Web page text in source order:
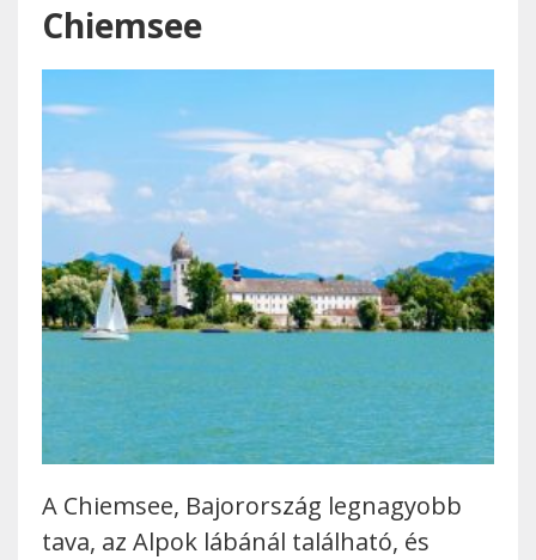
Chiemsee
A Chiemsee, Bajorország legnagyobb
tava, az Alpok lábánál található, és